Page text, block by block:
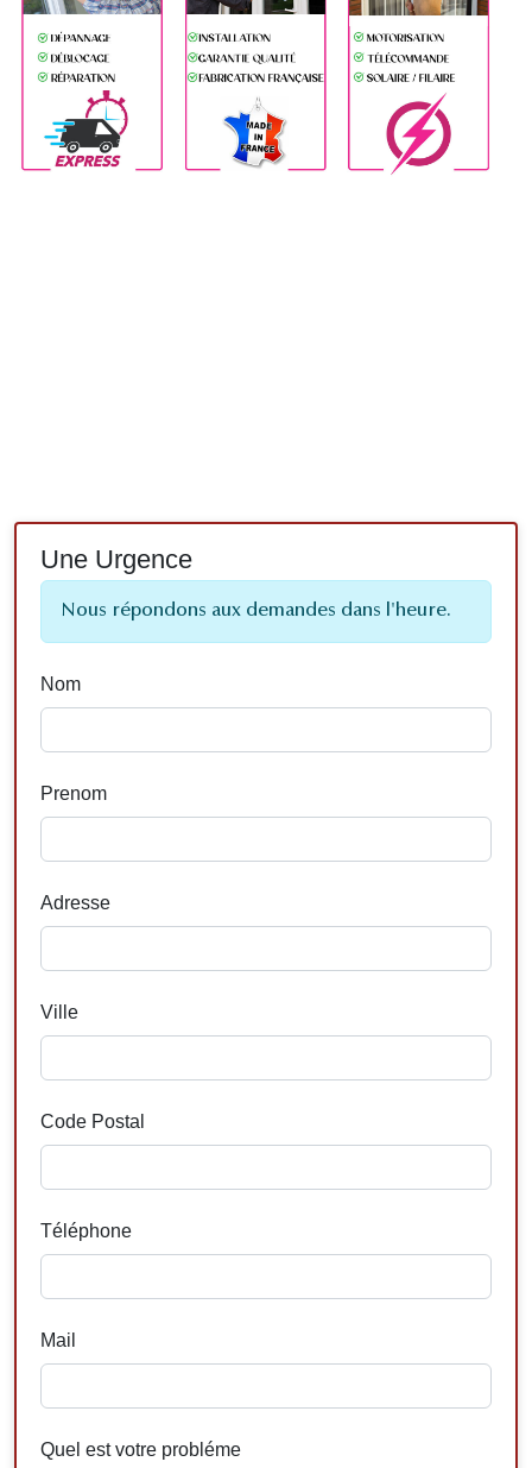
Une Urgence
Nous répondons aux demandes dans l'heure.
Nom
Prenom
Adresse
Ville
Code Postal
Téléphone
Mail
Quel est votre probléme